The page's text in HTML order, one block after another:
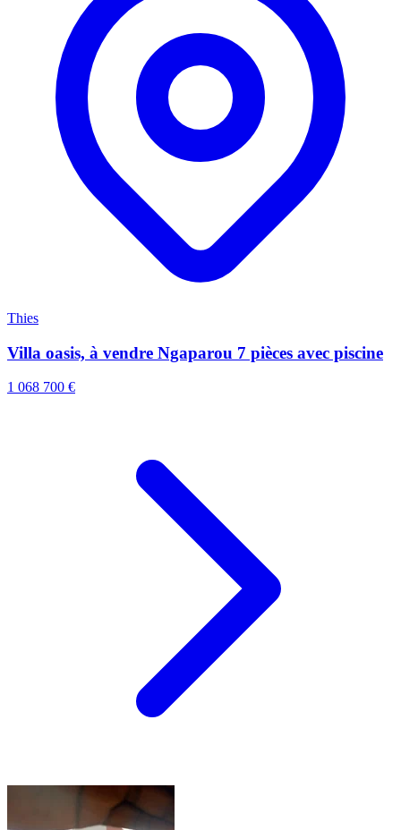
Thies
Villa oasis, à vendre Ngaparou 7 pièces avec piscine
1 068 700 €